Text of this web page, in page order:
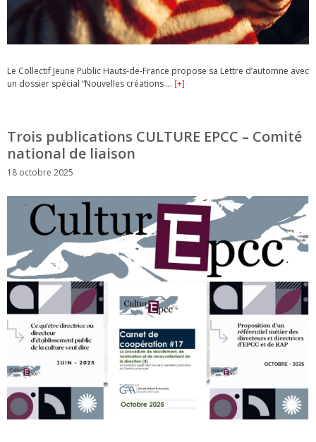
Le Collectif Jeune Public Hauts-de-France propose sa Lettre d’automne avec
un dossier spécial “Nouvelles créations … [+]
Trois publications CULTURE EPCC – Comité
national de liaison
18 octobre 2025